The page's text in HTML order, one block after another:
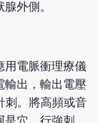
外側。
用電脈衝理療儀
輸出，輸出電壓
刺。將高頻或音